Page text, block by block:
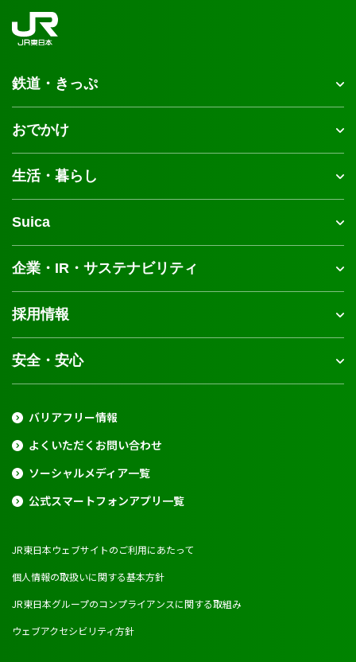
鉄道・きっぷ
おでかけ
生活・暮らし
Suica
企業・IR・サステナビリティ
採用情報
安全・安心
バリアフリー情報
よくいただくお問い合わせ
ソーシャルメディア一覧
公式スマートフォンアプリ一覧
JR東日本ウェブサイトのご利用にあたって
個人情報の取扱いに関する基本方針
JR東日本グループのコンプライアンスに関する取組み
ウェブアクセシビリティ方針